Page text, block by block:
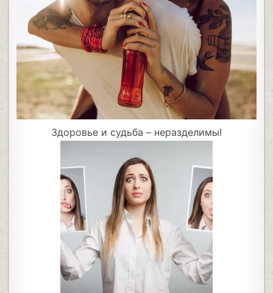
Здоровье и судьба – неразделимы!